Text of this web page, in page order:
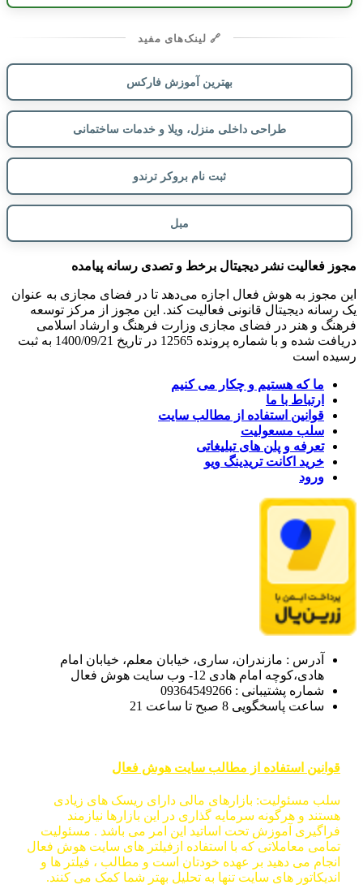
🔗 لینک‌های مفید
بهترین آموزش فارکس
طراحی داخلی منزل، ویلا و خدمات ساختمانی
ثبت نام بروکر ترندو
مبل
مجوز فعالیت نشر دیجیتال برخط و تصدی رسانه پیامده
این مجوز به هوش فعال اجازه می‌دهد تا در فضای مجازی به عنوان
یک رسانه دیجیتال قانونی فعالیت کند. این مجوز از مرکز توسعه
فرهنگ و هنر در فضای مجازی وزارت فرهنگ و ارشاد اسلامی
دریافت شده و با شماره پرونده 12565 در تاریخ 1400/09/21 به ثبت
رسیده است
ما که هستیم و چکار می کنیم
ارتباط با ما
قوانین استفاده از مطالب سایت
سلب مسعولیت
تعرفه و پلن های تبلیغاتی
خرید اکانت تریدینگ ویو
ورود
آدرس : مازندران، ساری، خیابان معلم، خیابان امام
هادی،کوچه امام هادی 12- وب سایت هوش فعال
شماره پشتیبانی : 09364549266
ساعت پاسخگویی 8 صبح تا ساعت 21
قوانین استفاده از مطالب سایت هوش فعال
سلب مسئولیت: بازارهای مالی دارای ریسک های زیادی
هستند و هرگونه سرمایه گذاری در این بازارها نیازمند
فراگیری آموزش تحت اساتید این امر می باشد . مسئولیت
تمامی معاملاتی که با استفاده ازفیلتر های سایت هوش فعال
انجام می دهید بر عهده خودتان است و مطالب ، فیلتر ها و
اندیکاتور های سایت تنها به تحلیل بهتر شما کمک می کنند.